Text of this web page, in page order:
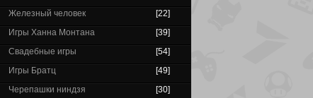
Железный человек
[22]
Игры Ханна Монтана
[39]
Свадебные игры
[54]
Игры Братц
[49]
Черепашки ниндзя
[30]